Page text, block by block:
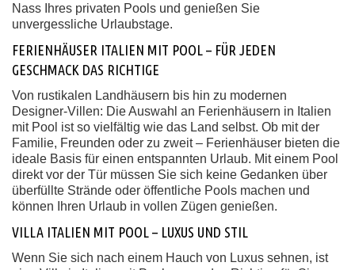
Nass Ihres privaten Pools und genießen Sie
unvergessliche Urlaubstage.
FERIENHÄUSER ITALIEN MIT POOL – FÜR JEDEN
GESCHMACK DAS RICHTIGE
Von rustikalen Landhäusern bis hin zu modernen
Designer-Villen: Die Auswahl an Ferienhäusern in Italien
mit Pool ist so vielfältig wie das Land selbst. Ob mit der
Familie, Freunden oder zu zweit – Ferienhäuser bieten die
ideale Basis für einen entspannten Urlaub. Mit einem Pool
direkt vor der Tür müssen Sie sich keine Gedanken über
überfüllte Strände oder öffentliche Pools machen und
können Ihren Urlaub in vollen Zügen genießen.
VILLA ITALIEN MIT POOL – LUXUS UND STIL
Wenn Sie sich nach einem Hauch von Luxus sehnen, ist